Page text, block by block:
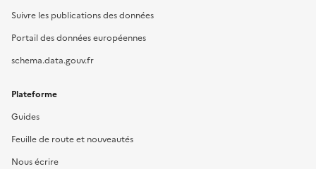
Suivre les publications des données
Portail des données européennes
schema.data.gouv.fr
Plateforme
Guides
Feuille de route et nouveautés
Nous écrire